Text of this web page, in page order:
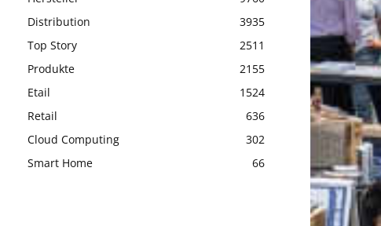
Distribution
3935
Top Story
2511
Produkte
2155
Etail
1524
Retail
636
Cloud Computing
302
Smart Home
66